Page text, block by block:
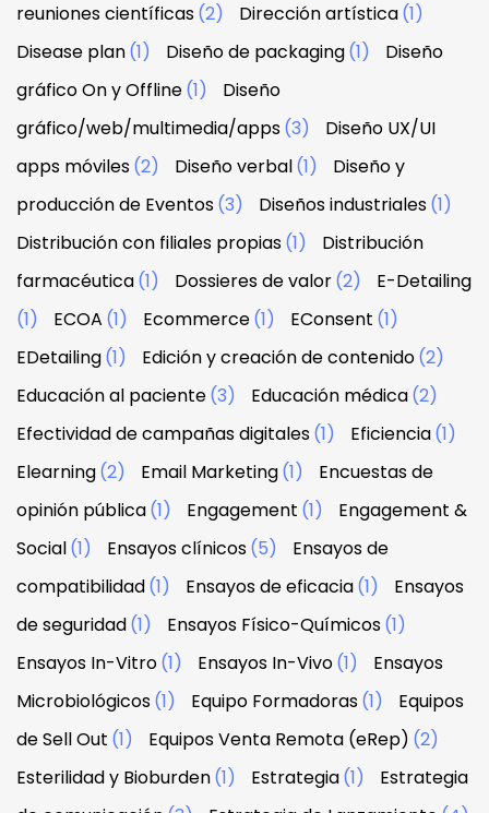
reuniones científicas(2) Dirección artística(1)
Disease plan(1) Diseño de packaging(1)
Diseño
gráfico On y Offline(1)
Diseño
gráfico/web/multimedia/apps(3)
Diseño UX/UI
apps móviles(2) Diseño verbal(1)
Diseño y
producción de Eventos(3) Diseños industriales(1)
Distribución con filiales propias(1)
Distribución
farmacéutica(1) Dossieres de valor(2)
E-Detailing
(1)
ECOA (1) Ecommerce(1) EConsent (1)
EDetailing(1) Edición y creación de contenido(2)
Educación al paciente(3) Educación médica(2)
Efectividad de campañas digitales(1) Eficiencia(1)
Elearning(2) Email Marketing(1)
Encuestas de
opinión pública(1) Engagement (1)
Engagement &
Social(1) Ensayos clínicos(5)
Ensayos de
compatibilidad(1) Ensayos de eficacia(1)
Ensayos
de seguridad(1) Ensayos Físico-Químicos(1)
Ensayos In-Vitro(1) Ensayos In-Vivo(1)
Ensayos
Microbiológicos(1) Equipo Formadoras(1)
Equipos
de Sell Out (1) Equipos Venta Remota (eRep) (2)
Esterilidad y Bioburden(1) Estrategia(1)
Estrategia